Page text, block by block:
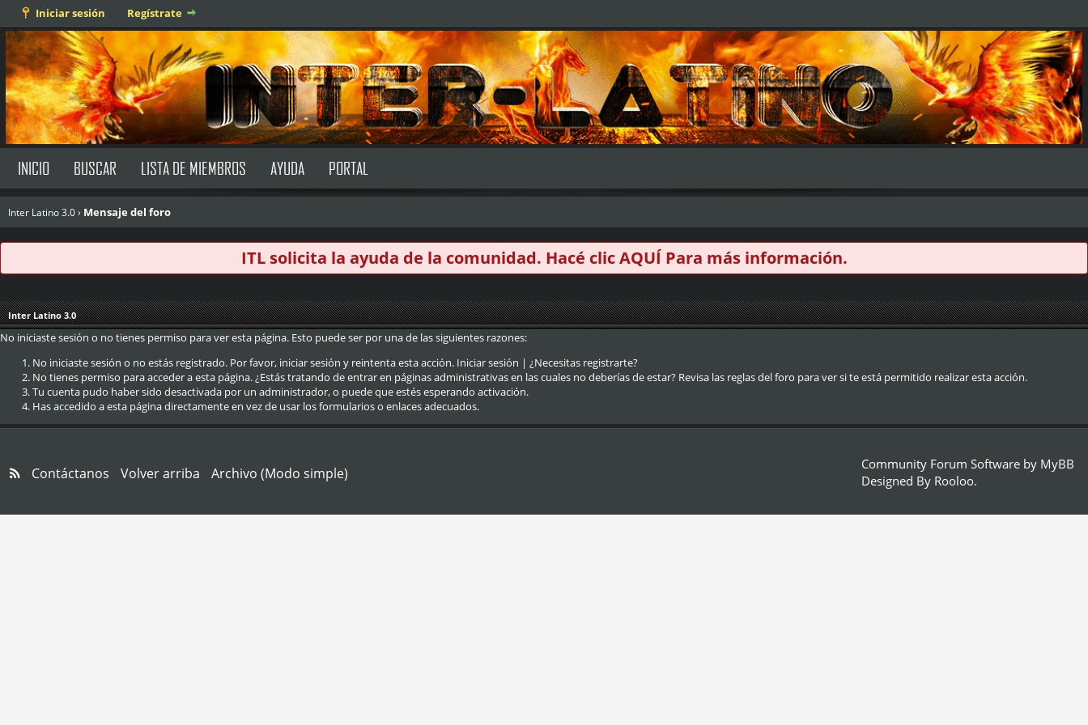
Iniciar sesión Regístrate
INICIO BUSCAR LISTA DE MIEMBROS AYUDA PORTAL
Inter Latino 3.0› Mensaje del foro
ITL solicita la ayuda de la comunidad. Hacé clicAQUÍ Para más información.
Inter Latino 3.0
No iniciaste sesión o no tienes permiso para ver esta página. Esto puede ser por una de las siguientes razones:
No iniciaste sesión o no estás registrado. Por favor, iniciar sesión y reintenta esta acción. Iniciar sesión | ¿Necesitas registrarte?
No tienes permiso para acceder a esta página. ¿Estás tratando de entrar en páginas administrativas en las cuales no deberías de estar? Revisa las reglas del foro para ver si te está permitido realizar esta acción.
Tu cuenta pudo haber sido desactivada por un administrador, o puede que estés esperando activación.
Has accedido a esta página directamente en vez de usar los formularios o enlaces adecuados.
Contáctanos Volver arriba Archivo (Modo simple)
Community Forum Software by MyBB
Designed By Rooloo.